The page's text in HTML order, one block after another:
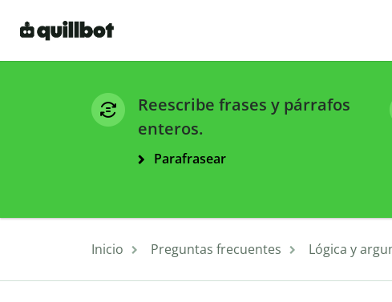
Reescribe frases y párrafos
enteros.
Parafrasear
Inicio Preguntas frecuentes Lógica y